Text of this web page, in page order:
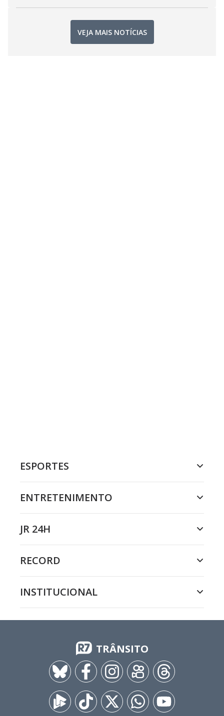
VEJA MAIS NOTÍCIAS
ESPORTES
ENTRETENIMENTO
JR 24H
RECORD
INSTITUCIONAL
TRÂNSITO